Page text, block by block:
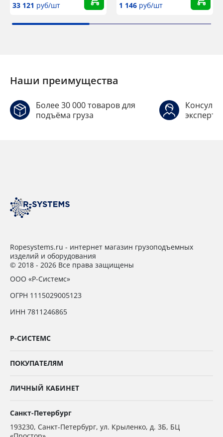
33 121 руб/шт 1 146 руб/шт
Наши преимущества
Более 30 000 товаров для
подъёма груза
Ropesystems.ru - интернет магазин грузоподъемных
изделий и оборудования
© 2018 - 2026 Все права защищены
ООО «Р-Системс»
ОГРН 1115029005123
ИНН 7811246865
Р-СИСТЕМС
ПОКУПАТЕЛЯМ
ЛИЧНЫЙ КАБИНЕТ
Санкт-Петербург
193230, Санкт-Петербург, ул. Крыленко, д. 3Б, БЦ